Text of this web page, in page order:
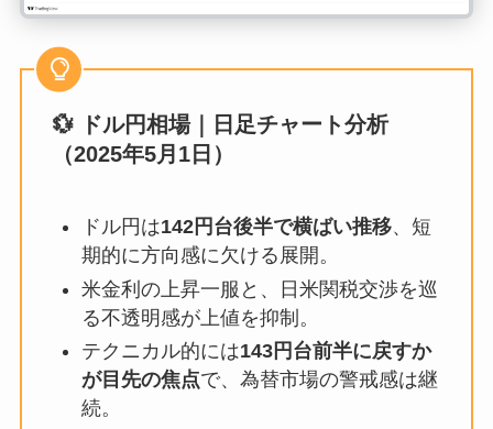
💱 ドル円相場｜日足チャート分析
（2025年5月1日）
ドル円は142円台後半で横ばい推移、短
期的に方向感に欠ける展開。
米金利の上昇一服と、日米関税交渉を巡
る不透明感が上値を抑制。
テクニカル的には143円台前半に戻すか
が目先の焦点で、為替市場の警戒感は継
続。